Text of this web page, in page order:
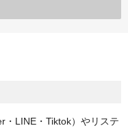
・LINE・Tiktok）やリステ